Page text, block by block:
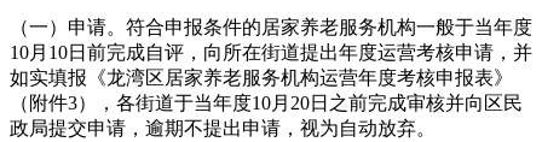
（一）申请。符合申报条件的居家养老服务机构一般于当年度
10月10日前完成自评，向所在街道提出年度运营考核申请，并
如实填报《龙湾区居家养老服务机构运营年度考核申报表》
（附件3），各街道于当年度10月20日之前完成审核并向区民
政局提交申请，逾期不提出申请，视为自动放弃。